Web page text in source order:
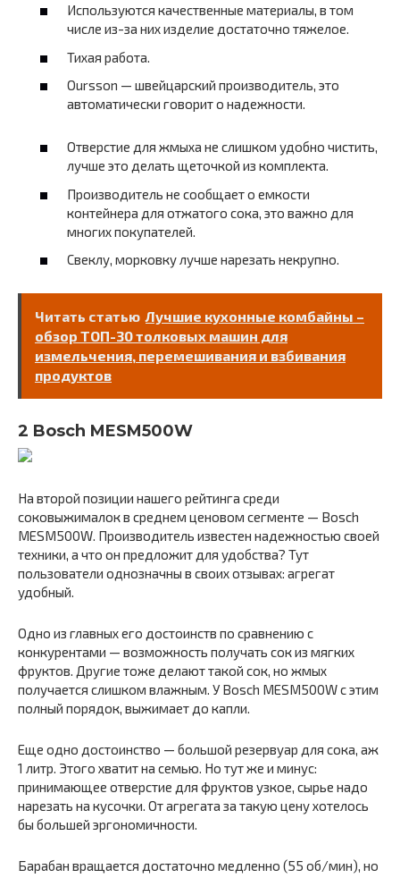
Используются качественные материалы, в том
числе из-за них изделие достаточно тяжелое.
Тихая работа.
Oursson — швейцарский производитель, это
автоматически говорит о надежности.
Отверстие для жмыха не слишком удобно чистить,
лучше это делать щеточкой из комплекта.
Производитель не сообщает о емкости
контейнера для отжатого сока, это важно для
многих покупателей.
Свеклу, морковку лучше нарезать некрупно.
Читать статью Лучшие кухонные комбайны –
обзор ТОП-30 толковых машин для
измельчения, перемешивания и взбивания
продуктов
2 Bosch MESM500W
На второй позиции нашего рейтинга среди
соковыжималок в среднем ценовом сегменте — Bosch
MESM500W. Производитель известен надежностью своей
техники, а что он предложит для удобства? Тут
пользователи однозначны в своих отзывах: агрегат
удобный.
Одно из главных его достоинств по сравнению с
конкурентами — возможность получать сок из мягких
фруктов. Другие тоже делают такой сок, но жмых
получается слишком влажным. У Bosch MESM500W с этим
полный порядок, выжимает до капли.
Еще одно достоинство — большой резервуар для сока, аж
1 литр. Этого хватит на семью. Но тут же и минус:
принимающее отверстие для фруктов узкое, сырье надо
нарезать на кусочки. От агрегата за такую цену хотелось
бы большей эргономичности.
Барабан вращается достаточно медленно (55 об/мин), но